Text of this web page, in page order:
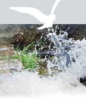
Unterkünfte
Regionales
Urlaubsorte